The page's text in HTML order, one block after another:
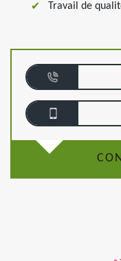
Travail de